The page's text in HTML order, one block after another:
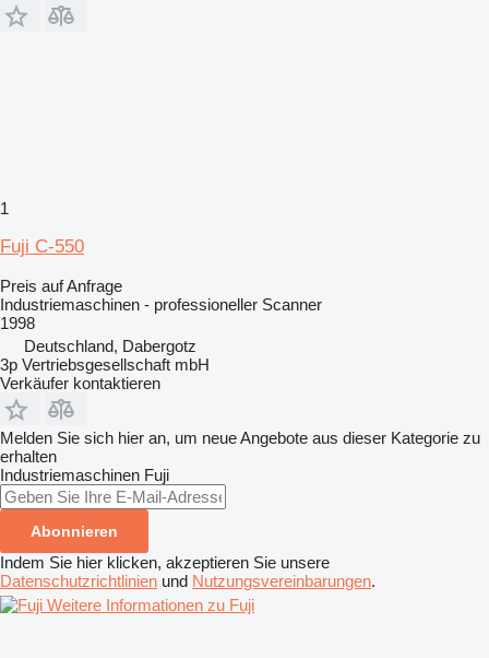
1
Fuji C-550
Preis auf Anfrage
Industriemaschinen - professioneller Scanner
1998
Deutschland, Dabergotz
3p Vertriebsgesellschaft mbH
Verkäufer kontaktieren
Melden Sie sich hier an, um neue Angebote aus dieser Kategorie zu
erhalten
Industriemaschinen Fuji
Abonnieren
Indem Sie hier klicken, akzeptieren Sie unsere
Datenschutzrichtlinien und Nutzungsvereinbarungen.
Weitere Informationen zu Fuji